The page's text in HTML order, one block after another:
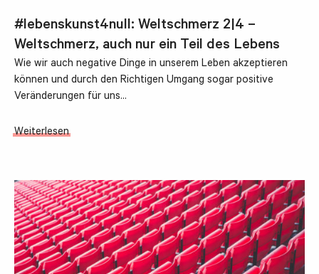
#lebenskunst4null: Weltschmerz 2|4 –
Weltschmerz, auch nur ein Teil des Lebens
Wie wir auch negative Dinge in unserem Leben akzeptieren
können und durch den Richtigen Umgang sogar positive
Veränderungen für uns…
Weiterlesen